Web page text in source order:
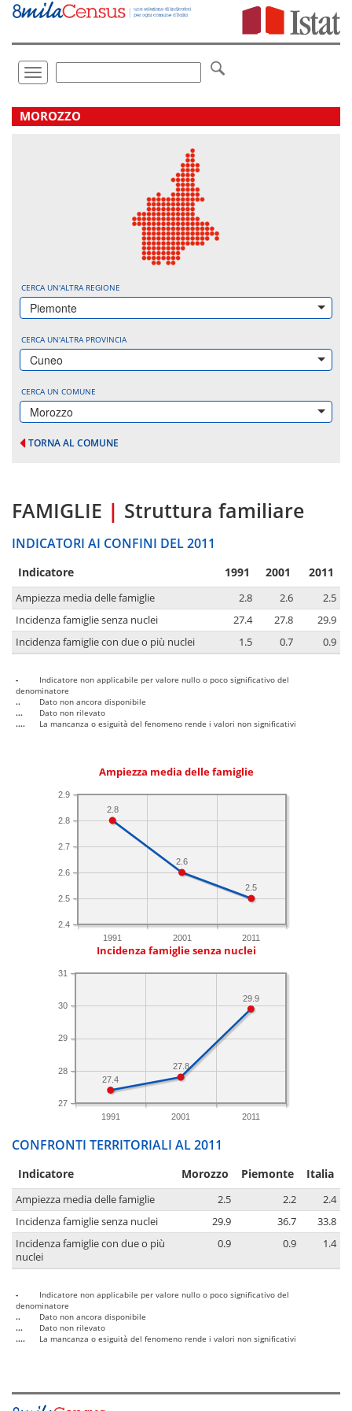
Vai
direttamente
Toggle
navigation
.
MOROZZO
CERCA UN'ALTRA REGIONE
Piemonte
CERCA UN'ALTRA PROVINCIA
Cuneo
CERCA UN COMUNE
Morozzo
TORNA AL COMUNE
FAMIGLIE | Struttura familiare
INDICATORI AI CONFINI DEL 2011
Indicatore 1991 2001 2011
Ampiezza media delle famiglie 2.8 2.6
2.5
Incidenza famiglie senza nuclei
27.4 27.8
29.9
Incidenza famiglie con due o più nuclei
1.5 0.7 0.9
-
Indicatore non applicabile per valore nullo o poco significativo del
denominatore
..
Dato non ancora disponibile
...
Dato non rilevato
....
La mancanza o esiguità del fenomeno rende i valori non significativi
Ampiezza media delle famiglie
1991 2001 2011
2.4
2.5
2.6
2.7
2.8
2.9
2.5
2.6
2.8
Incidenza famiglie senza nuclei
1991 2001 2011
27
28
29
30
31
29.9
27.8
27.4
CONFRONTI TERRITORIALI AL 2011
Indicatore Morozzo Piemonte Italia
Ampiezza media delle famiglie 2.5 2.2
2.4
Incidenza famiglie senza nuclei
29.9 36.7
33.8
Incidenza famiglie con due o più
nuclei
0.9 0.9 1.4
-
Indicatore non applicabile per valore nullo o poco significativo del
denominatore
..
Dato non ancora disponibile
...
Dato non rilevato
....
La mancanza o esiguità del fenomeno rende i valori non significativi